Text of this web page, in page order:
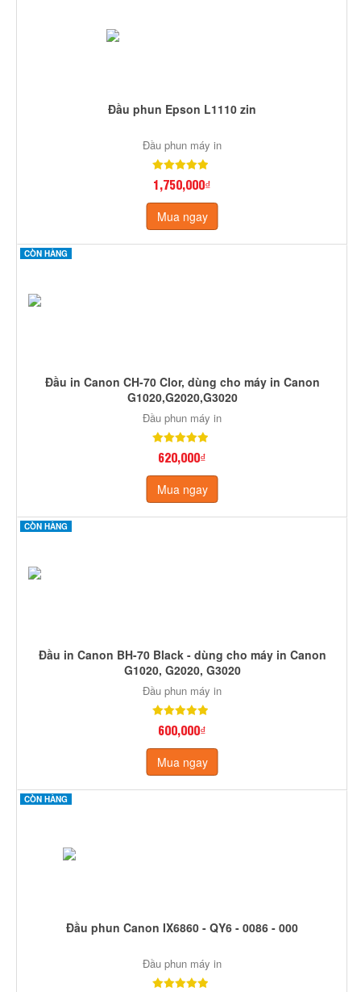
Đầu phun Epson L1110 zin
Đầu phun máy in
1,750,000₫
Mua ngay
CÒN HÀNG
Đầu in Canon CH-70 Clor, dùng cho máy in Canon
G1020,G2020,G3020
Đầu phun máy in
620,000₫
Mua ngay
CÒN HÀNG
Đầu in Canon BH-70 Black - dùng cho máy in Canon
G1020, G2020, G3020
Đầu phun máy in
600,000₫
Mua ngay
CÒN HÀNG
Đầu phun Canon IX6860 - QY6 - 0086 - 000
Đầu phun máy in